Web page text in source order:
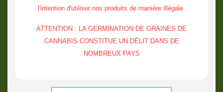
l'intention d'utiliser nos produits de manière illégale.
ATTENTION : LA GERMINATION DE GRAINES DE
CANNABIS CONSTITUE UN DÉLIT DANS DE
NOMBREUX PAYS